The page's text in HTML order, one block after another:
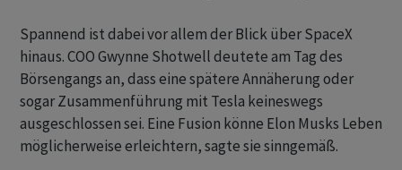
Spannend ist dabei vor allem der Blick über SpaceX
hinaus. COO Gwynne Shotwell deutete am Tag des
Börsengangs an, dass eine spätere Annäherung oder
sogar Zusammenführung mit Tesla keineswegs
ausgeschlossen sei. Eine Fusion könne Elon Musks Leben
möglicherweise erleichtern, sagte sie sinngemäß.